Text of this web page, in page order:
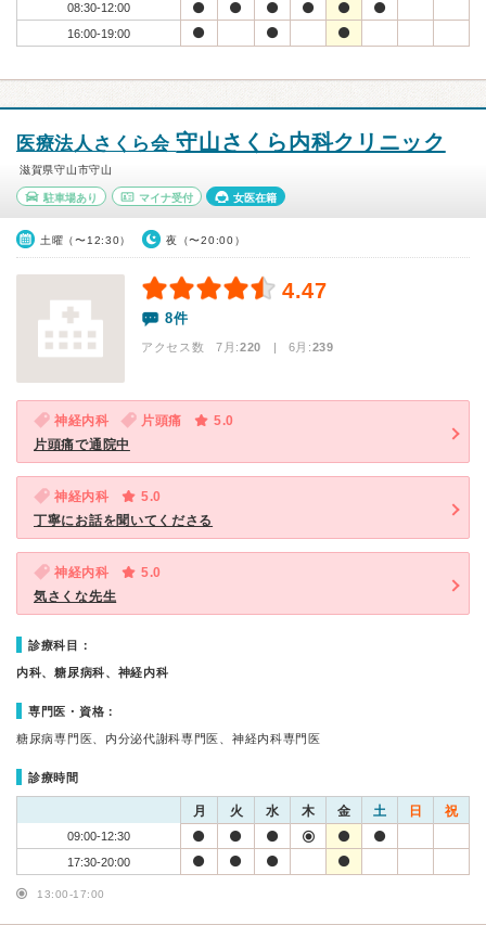
08:30-12:00
16:00-19:00
医療法人さくら会守山さくら内科クリニック
滋賀県守山市守山
駐車場あり マイナ受付 女医在籍
土曜（〜12:30） 夜（〜20:00）
4.47
8件
アクセス数 7月:220 | 6月:239
神経内科 片頭痛
5.0
片頭痛で通院中
神経内科
5.0
丁寧にお話を聞いてくださる
神経内科
5.0
気さくな先生
診療科目：
内科、糖尿病科、神経内科
専門医・資格：
糖尿病専門医、内分泌代謝科専門医、神経内科専門医
診療時間
月 火 水 木 金 土 日 祝
09:00-12:30
17:30-20:00
13:00-17:00